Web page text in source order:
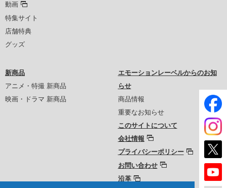
動画
特集サイト
店舗特典
グッズ
新商品
アニメ・特撮 新商品
映画・ドラマ 新商品
エモーションレーベルからのお知
らせ
商品情報
重要なお知らせ
このサイトについて
会社情報
プライバシーポリシー
お問い合わせ
沿革